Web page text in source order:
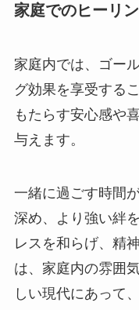
家庭でのヒーリ
家庭内では、ゴー
グ効果を享受する
もたらす安心感や
与えます。
一緒に過ごす時間
深め、より強い絆
レスを和らげ、精
は、家庭内の雰囲
しい現代にあって